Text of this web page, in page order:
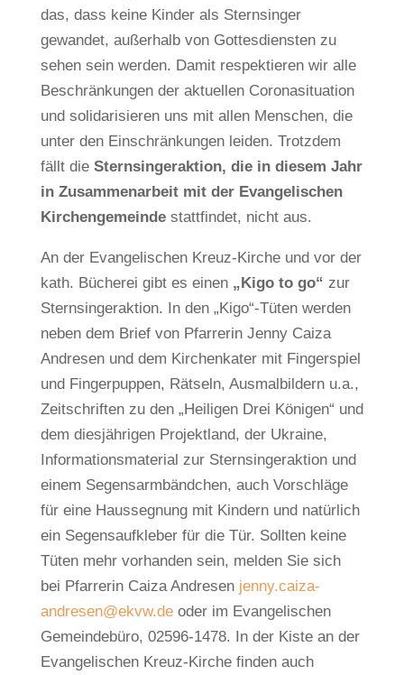
das, dass keine Kinder als Sternsinger
gewandet, außerhalb von Gottesdiensten zu
sehen sein werden. Damit respektieren wir alle
Beschränkungen der aktuellen Coronasituation
und solidarisieren uns mit allen Menschen, die
unter den Einschränkungen leiden. Trotzdem
fällt die Sternsingeraktion, die in diesem Jahr
in Zusammenarbeit mit der Evangelischen
Kirchengemeindestattfindet, nicht aus.
An der Evangelischen Kreuz-Kirche und vor der
kath. Bücherei gibt es einen „Kigo to go“ zur
Sternsingeraktion. In den „Kigo“-Tüten werden
neben dem Brief von Pfarrerin Jenny Caiza
Andresen und dem Kirchenkater mit Fingerspiel
und Fingerpuppen, Rätseln, Ausmalbildern u.a.,
Zeitschriften zu den „Heiligen Drei Königen“ und
dem diesjährigen Projektland, der Ukraine,
Informationsmaterial zur Sternsingeraktion und
einem Segensarmbändchen, auch Vorschläge
für eine Haussegnung mit Kindern und natürlich
ein Segensaufkleber für die Tür. Sollten keine
Tüten mehr vorhanden sein, melden Sie sich
bei Pfarrerin Caiza Andresen jenny.caiza-
andresen@ekvw.deoder im Evangelischen
Gemeindebüro, 02596-1478. In der Kiste an der
Evangelischen Kreuz-Kirche finden auch